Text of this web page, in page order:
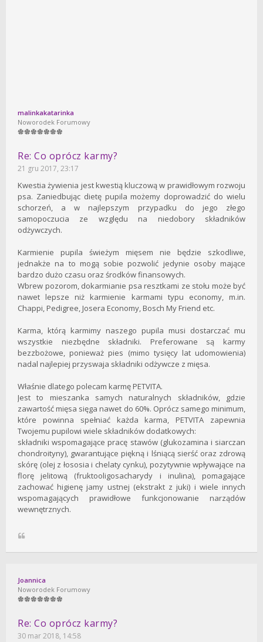
malinkakatarinka
Noworodek Forumowy
Re: Co oprócz karmy?
21 gru 2017, 23:17
Kwestia żywienia jest kwestią kluczową w prawidłowym rozwoju
psa. Zaniedbując dietę pupila możemy doprowadzić do wielu
schorzeń, a w najlepszym przypadku do jego złego
samopoczucia ze względu na niedobory składników
odżywczych.
Karmienie pupila świeżym mięsem nie będzie szkodliwe,
jednakże na to mogą sobie pozwolić jedynie osoby mające
bardzo dużo czasu oraz środków finansowych.
Wbrew pozorom, dokarmianie psa resztkami ze stołu może być
nawet lepsze niż karmienie karmami typu economy, m.in.
Chappi, Pedigree, Josera Economy, Bosch My Friend etc.
Karma, którą karmimy naszego pupila musi dostarczać mu
wszystkie niezbędne składniki. Preferowane są karmy
bezzbożowe, ponieważ pies (mimo tysięcy lat udomowienia)
nadal najlepiej przyswaja składniki odżywcze z mięsa.
Właśnie dlatego polecam karmę PETVITA.
Jest to mieszanka samych naturalnych składników, gdzie
zawartość mięsa sięga nawet do 60%. Oprócz samego minimum,
które powinna spełniać każda karma, PETVITA zapewnia
Twojemu pupilowi wiele składników dodatkowych:
składniki wspomagające pracę stawów (glukozamina i siarczan
chondroityny), gwarantujące piękną i lśniącą sierść oraz zdrową
skórę (olej z łososia i chelaty cynku), pozytywnie wpływające na
florę jelitową (fruktooligosacharydy i inulina), pomagające
zachować higienę jamy ustnej (ekstrakt z juki) i wiele innych
wspomagających prawidłowe funkcjonowanie narządów
wewnętrznych.
Joannica
Noworodek Forumowy
Re: Co oprócz karmy?
30 mar 2018, 14:58